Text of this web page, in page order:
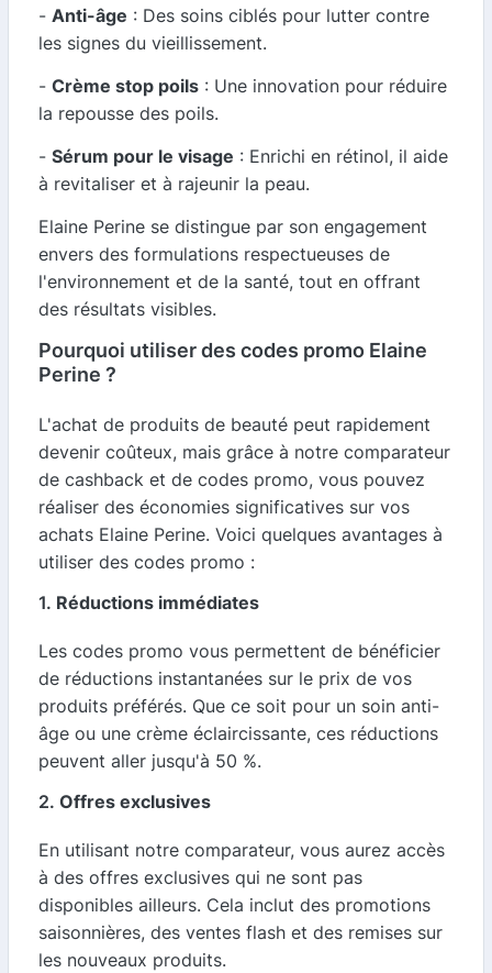
- Anti-âge : Des soins ciblés pour lutter contre
les signes du vieillissement.
- Crème stop poils : Une innovation pour réduire
la repousse des poils.
- Sérum pour le visage : Enrichi en rétinol, il aide
à revitaliser et à rajeunir la peau.
Elaine Perine se distingue par son engagement
envers des formulations respectueuses de
l'environnement et de la santé, tout en offrant
des résultats visibles.
Pourquoi utiliser des codes promo Elaine
Perine ?
L'achat de produits de beauté peut rapidement
devenir coûteux, mais grâce à notre comparateur
de cashback et de codes promo, vous pouvez
réaliser des économies significatives sur vos
achats Elaine Perine. Voici quelques avantages à
utiliser des codes promo :
1. Réductions immédiates
Les codes promo vous permettent de bénéficier
de réductions instantanées sur le prix de vos
produits préférés. Que ce soit pour un soin anti-
âge ou une crème éclaircissante, ces réductions
peuvent aller jusqu'à 50 %.
2. Offres exclusives
En utilisant notre comparateur, vous aurez accès
à des offres exclusives qui ne sont pas
disponibles ailleurs. Cela inclut des promotions
saisonnières, des ventes flash et des remises sur
les nouveaux produits.